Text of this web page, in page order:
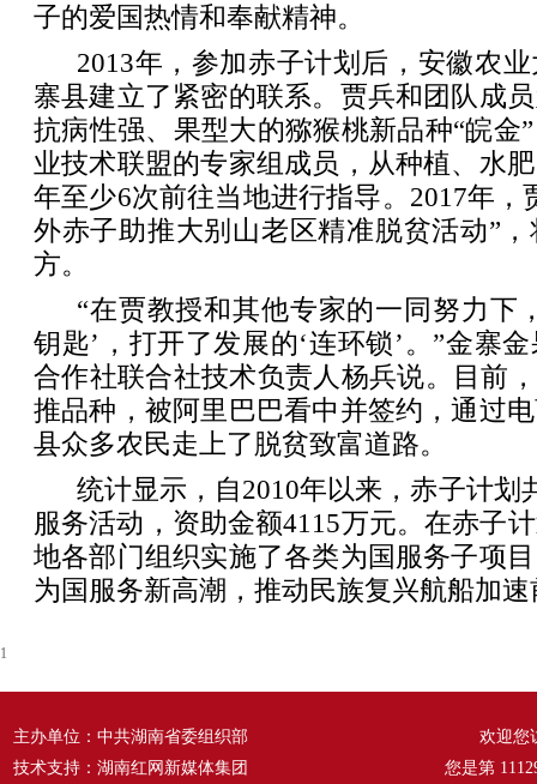
子的爱国热情和奉献精神。
2013年，参加赤子计划后，安徽农
寨县建立了紧密的联系。贾兵和团队成
抗病性强、果型大的猕猴桃新品种“皖金
业技术联盟的专家组成员，从种植、水
年至少6次前往当地进行指导。2017年，
外赤子助推大别山老区精准脱贫活动”
方。
“在贾教授和其他专家的一同努力下
钥匙’，打开了发展的‘连环锁’。”金寨
合作社联合社技术负责人杨兵说。目前
推品种，被阿里巴巴看中并签约，通过
县众多农民走上了脱贫致富道路。
统计显示，自2010年以来，赤子计划
服务活动，资助金额4115万元。在赤子
地各部门组织实施了各类为国服务子项
为国服务新高潮，推动民族复兴航船加
1
主办单位：中共湖南省委组织部
技术支持：湖南红网新媒体集团
欢迎您
您是第